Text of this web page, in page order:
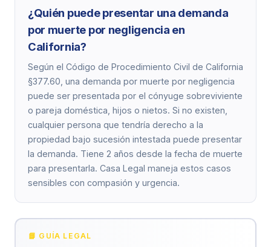
¿Quién puede presentar una demanda
por muerte por negligencia en
California?
Según el Código de Procedimiento Civil de California
§377.60, una demanda por muerte por negligencia
puede ser presentada por el cónyuge sobreviviente
o pareja doméstica, hijos o nietos. Si no existen,
cualquier persona que tendría derecho a la
propiedad bajo sucesión intestada puede presentar
la demanda. Tiene 2 años desde la fecha de muerte
para presentarla. Casa Legal maneja estos casos
sensibles con compasión y urgencia.
📘 GUÍA LEGAL